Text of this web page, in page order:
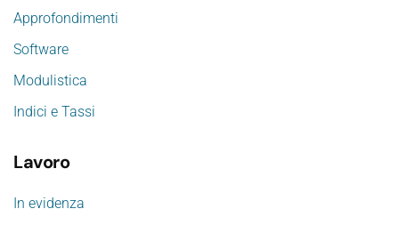
Approfondimenti
Software
Modulistica
Indici e Tassi
Lavoro
In evidenza